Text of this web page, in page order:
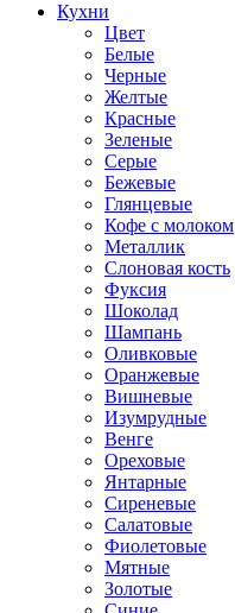
Кухни
Цвет
Белые
Черные
Желтые
Красные
Зеленые
Серые
Бежевые
Глянцевые
Кофе с молоком
Металлик
Слоновая кость
Фуксия
Шоколад
Шампань
Оливковые
Оранжевые
Вишневые
Изумрудные
Венге
Ореховые
Янтарные
Сиреневые
Салатовые
Фиолетовые
Мятные
Золотые